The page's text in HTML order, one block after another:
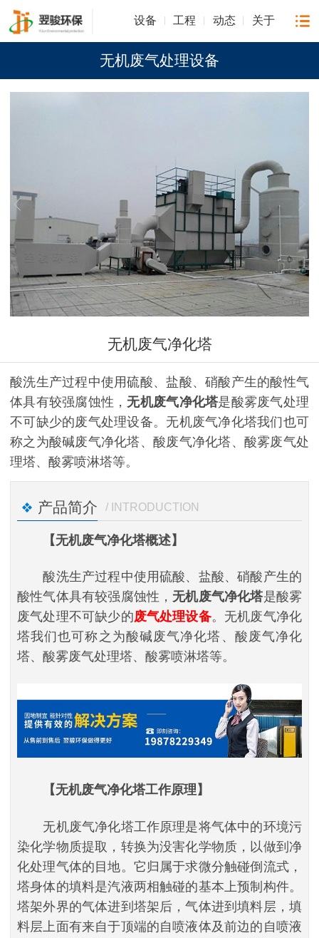
设备 工程 动态 关于
无机废气处理设备
1 /1
无机废气净化塔
酸洗生产过程中使用硫酸、盐酸、硝酸产生的酸性气
体具有较强腐蚀性， 无机废气净化塔是酸雾废气处理
不可缺少的废气处理设备。无机废气净化塔我们也可
称之为酸碱废气净化塔、酸废气净化塔、酸雾废气处
理塔、酸雾喷淋塔等。
产品简介 / INTRODUCTION
【无机废气净化塔概述】
酸洗生产过程中使用硫酸、盐酸、硝酸产生的
酸性气体具有较强腐蚀性， 无机废气净化塔是酸雾
废气处理不可缺少的废气处理设备。无机废气净化
塔我们也可称之为酸碱废气净化塔、酸废气净化
塔、酸雾废气处理塔、酸雾喷淋塔等。
【无机废气净化塔工作原理】
无机废气净化塔工作原理是将气体中的环境污
染化学物质提取，转换为没害化学物质，以做到净
化处理气体的目地。它归属于求微分触碰倒流式，
塔身体的填料是汽液两相触碰的基本上预制构件。
塔架外界的气体进到塔架后，气体进到填料层，填
料层上面有来自于顶端的自喷液体及前边的自喷液